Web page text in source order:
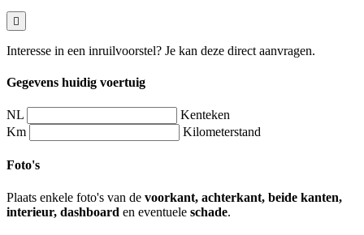
Interesse in een inruilvoorstel? Je kan deze direct aanvragen.
Gegevens huidig voertuig
NL
Kenteken
Km
Kilometerstand
Foto's
Plaats enkele foto's van de voorkant, achterkant, beide kanten,
interieur, dashboard en eventuele schade.